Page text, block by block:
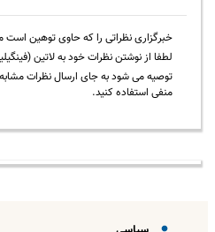
خبرگزاری نظراتی را که حاوی توهین است
لطفا از نوشتن نظرات خود به لاتین
توصیه می شود به جای ارسال نظرات
منفی استفاده کنید.